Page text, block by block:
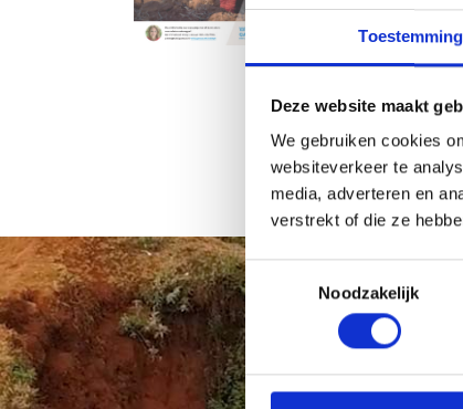
Toestemming
Deze website maakt
We gebruiken cookies
websiteverkeer te
media, adverteren en
verstrekt of die ze
Toestemmingsselectie
Noodzakelijk